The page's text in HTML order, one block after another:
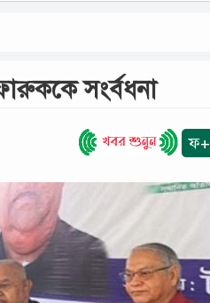
সংর্বধনা
ফ+